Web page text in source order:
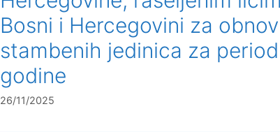
Bosni i Hercegovini za
stambenih jedinica za
godine
26/11/2025